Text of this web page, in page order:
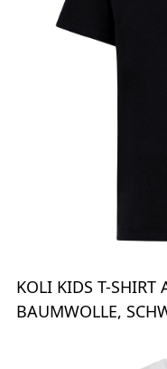
KOLI KIDS T-SHIRT
BAUMWOLLE,